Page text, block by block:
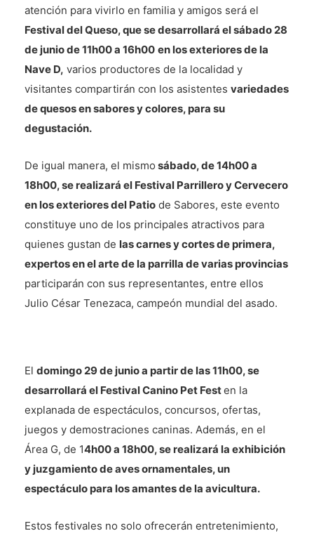
atención para vivirlo en familia y amigos será el
Festival del Queso, que se desarrollará el sábado 28
de junio de 11h00 a 16h00 en los exteriores de la
Nave D, varios productores de la localidad y
visitantes compartirán con los asistentes variedades
de quesos en sabores y colores, para su
degustación.
De igual manera, el mismo sábado, de 14h00 a
18h00, se realizará el Festival Parrillero y Cervecero
en los exteriores del Patio de Sabores, este evento
constituye uno de los principales atractivos para
quienes gustan de las carnes y cortes de primera,
expertos en el arte de la parrilla de varias provincias
participarán con sus representantes, entre ellos
Julio César Tenezaca, campeón mundial del asado.
El domingo 29 de junio a partir de las 11h00, se
desarrollará el Festival Canino Pet Festen la
explanada de espectáculos, concursos, ofertas,
juegos y demostraciones caninas. Además, en el
Área G, de 14h00 a 18h00, se realizará la exhibición
y juzgamiento de aves ornamentales, un
espectáculo para los amantes de la avicultura.
Estos festivales no solo ofrecerán entretenimiento,